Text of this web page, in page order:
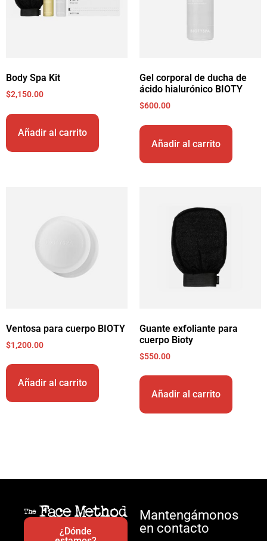
Body Spa Kit
$2,150.00
Añadir al carrito
Gel corporal de ducha de
ácido hialurónico BIOTY
$600.00
Añadir al carrito
Ventosa para cuerpo BIOTY
$1,200.00
Añadir al carrito
Guante exfoliante para
cuerpo Bioty
$550.00
Añadir al carrito
¿Dónde
Mantengámonos
en contacto